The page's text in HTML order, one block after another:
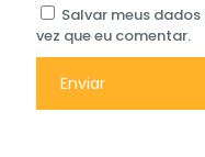
Salvar meus
vez que eu comentar.